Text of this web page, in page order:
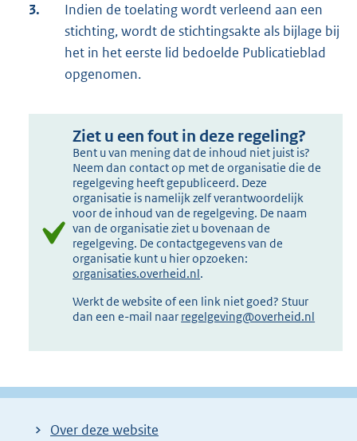
3.
Indien de toelating wordt verleend aan een
stichting, wordt de stichtingsakte als bijlage bij
het in het eerste lid bedoelde Publicatieblad
opgenomen.
Ziet u een fout in deze regeling?
Bent u van mening dat de inhoud niet juist is?
Neem dan contact op met de organisatie die de
regelgeving heeft gepubliceerd. Deze
organisatie is namelijk zelf verantwoordelijk
voor de inhoud van de regelgeving. De naam
van de organisatie ziet u bovenaan de
regelgeving. De contactgegevens van de
organisatie kunt u hier opzoeken:
organisaties.overheid.nl.
Werkt de website of een link niet goed? Stuur
dan een e-mail naar regelgeving@overheid.nl
Over deze website